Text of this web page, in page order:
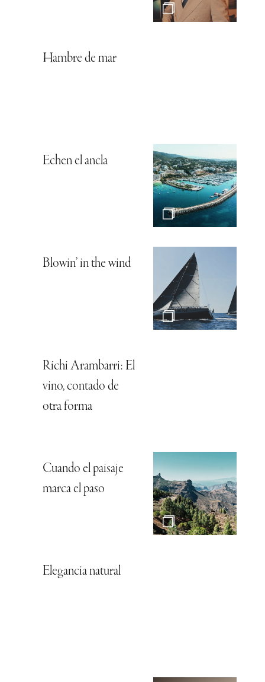
Hambre de mar
Echen el ancla
Blowin’ in the wind
Richi Arambarri: El
vino, contado de
otra forma
Cuando el paisaje
marca el paso
Elegancia natural